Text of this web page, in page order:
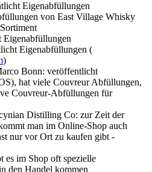
Eigenabfüllungen
von East Village Whisky
Eigenabfüllungen (
)
Bonn: veröffentlicht
hat viele Couvreur Abfüllungen,
Couvreur-Abfüllungen für
Distilling Co: zur Zeit der
man im Online-Shop auch
nur vor Ort zu kaufen gibt -
es im Shop oft spezielle
den Handel kommen